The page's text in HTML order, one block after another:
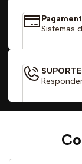
Sistemas